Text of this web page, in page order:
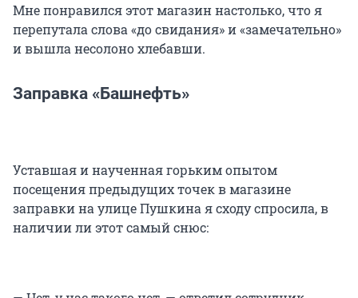
Мне понравился этот магазин настолько, что я
перепутала слова «до свидания» и «замечательно»
и вышла несолоно хлебавши.
Заправка «Башнефть»
Уставшая и наученная горьким опытом
посещения предыдущих точек в магазине
заправки на улице Пушкина я сходу спросила, в
наличии ли этот самый снюс: